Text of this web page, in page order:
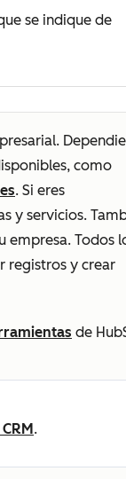
se indique de
como
. Si eres
y servicios.
empresa. Todos
registros y crear
de
.